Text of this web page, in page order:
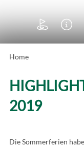
 
Home
2019
Die Sommerferien